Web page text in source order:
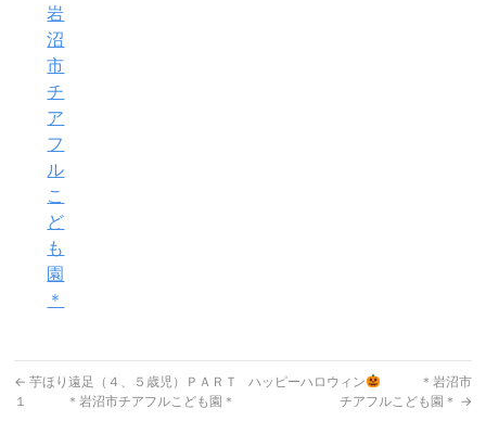
岩
沼
市
チ
ア
フ
ル
こ
ど
も
園
＊
← 芋ほり遠足（４、５歳児）ＰＡＲＴ
１ ＊岩沼市チアフルこども園＊
ハッピーハロウィン
＊岩沼市
チアフルこども園＊ →